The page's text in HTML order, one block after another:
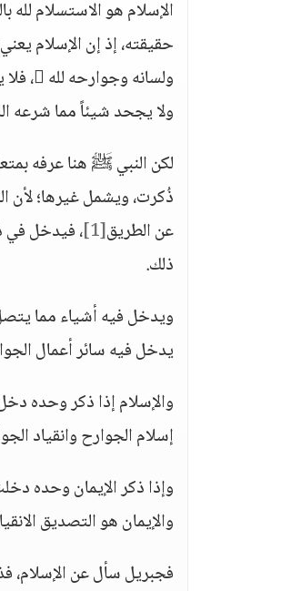
الإسلام هو الاستسلام لله
ولا يجحد شيئاً مما شرعه
لكن النبي ﷺ هنا عرفه
ذُكرت، ويشمل غيرها؛ لأن
عن الطريق[1] ، فيدخل في
ذلك.
ويدخل فيه أشياء مما
يدخل فيه سائر أعمال
والإسلام إذا ذكر وحده
إسلام الجوارح وانقياد
وإذا ذكر الإيمان وحده
والإيمان هو التصديق
فجبريل سأل عن الإسلام،